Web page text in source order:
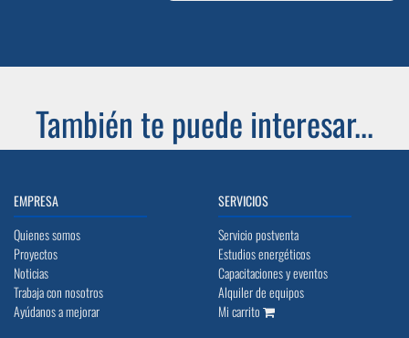
También te puede interesar...
EMPRESA
Quienes somos
Proyectos
Noticias
Trabaja con nosotros
Ayúdanos a mejorar
SERVICIOS
Servicio postventa
Estudios energéticos
Capacitaciones y eventos
Alquiler de equipos
Mi carrito